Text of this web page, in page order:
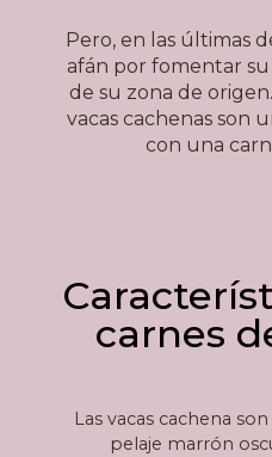
Pero, en las últimas
afán por fomentar su
de su zona de
vacas cachenas son
con una
carnes
Las vacas cachena
pelaje marrón